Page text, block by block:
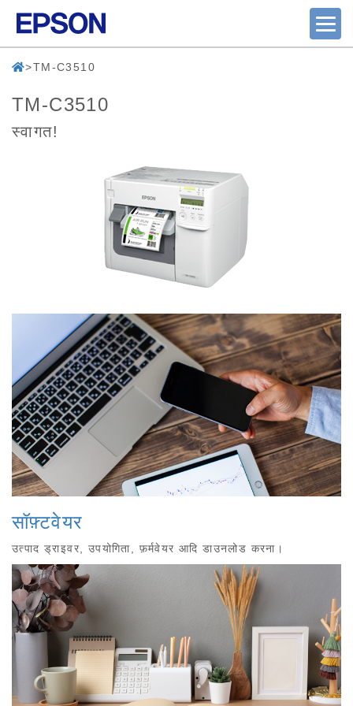
TM-C3510
TM-C3510
स्वागत!
सॉफ़्टवेयर
उत्पाद ड्राइवर, उपयोगिता, फ़र्मवेयर आदि डाउनलोड करना।